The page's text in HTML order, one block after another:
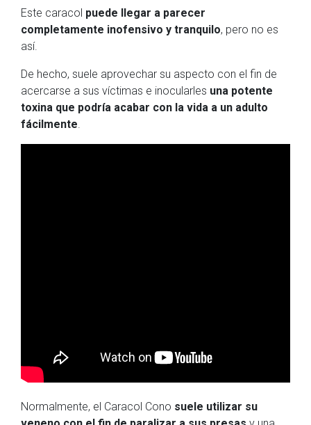
Este caracol puede llegar a parecer
completamente inofensivo y tranquilo, pero no es
así.
De hecho, suele aprovechar su aspecto con el fin de
acercarse a sus víctimas e inocularles una potente
toxina que podría acabar con la vida a un adulto
fácilmente.
Normalmente, el Caracol Cono suele utilizar su